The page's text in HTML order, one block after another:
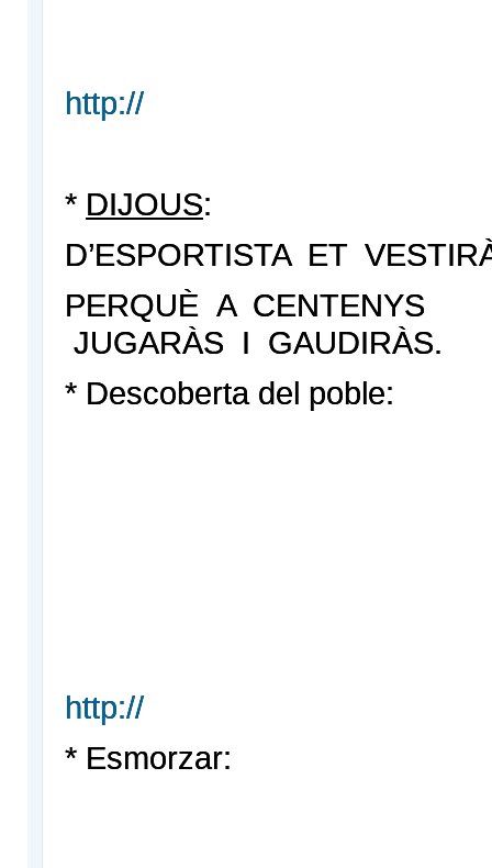
http://
* DIJOUS:
D’ESPORTISTA ET
PERQUÈ A CENTENYS
JUGARÀS I GAUDIRÀS.
* Descoberta del poble:
http://
* Esmorzar: